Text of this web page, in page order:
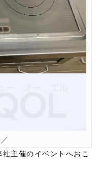
主催のイベントへおこ